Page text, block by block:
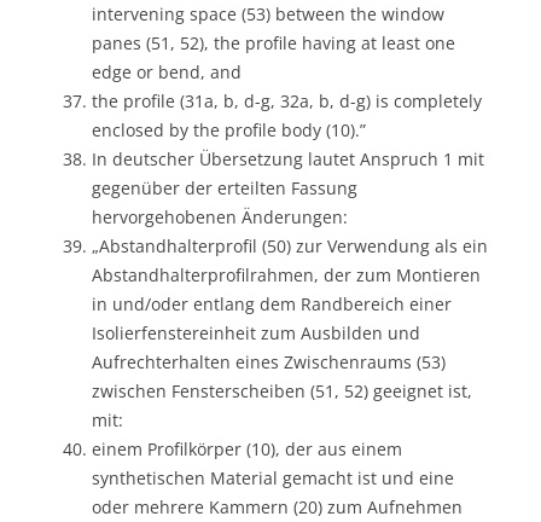
intervening space (53) between the window
panes (51, 52), the profile having at least one
edge or bend, and
the profile (31a, b, d-g, 32a, b, d-g) is completely
enclosed by the profile body (10).”
In deutscher Übersetzung lautet Anspruch 1 mit
gegenüber der erteilten Fassung
hervorgehobenen Änderungen:
„Abstandhalterprofil (50) zur Verwendung als ein
Abstandhalterprofilrahmen, der zum Montieren
in und/oder entlang dem Randbereich einer
Isolierfenstereinheit zum Ausbilden und
Aufrechterhalten eines Zwischenraums (53)
zwischen Fensterscheiben (51, 52) geeignet ist,
mit:
einem Profilkörper (10), der aus einem
synthetischen Material gemacht ist und eine
oder mehrere Kammern (20) zum Aufnehmen